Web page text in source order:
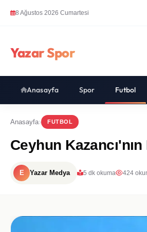
8 Ağustos 2026 Cumartesi
Yazar Spor
Anasayfa Spor Futbol
Anasayfa FUTBOL
Ceyhun
E Yazar Medya 5 dk okuma 424